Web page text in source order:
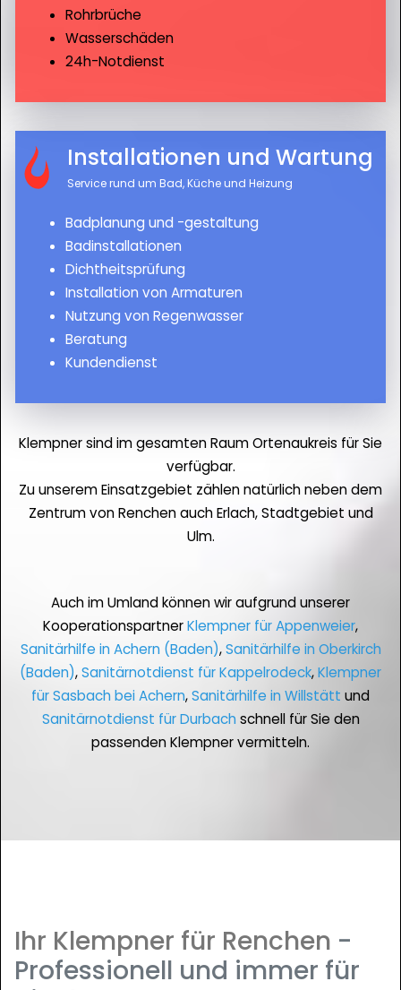
Rohrbrüche
Wasserschäden
24h-Notdienst
Installationen und Wartung
Service rund um Bad, Küche und Heizung
Badplanung und -gestaltung
Badinstallationen
Dichtheitsprüfung
Installation von Armaturen
Nutzung von Regenwasser
Beratung
Kundendienst
Klempner sind im gesamten Raum Ortenaukreis für Sie
verfügbar.
Zu unserem Einsatzgebiet zählen natürlich neben dem
Zentrum von Renchen auch Erlach, Stadtgebiet und
Ulm.
Auch im Umland können wir aufgrund unserer
KooperationspartnerKlempner für Appenweier,
Sanitärhilfe in Achern (Baden),Sanitärhilfe in Oberkirch
(Baden),Sanitärnotdienst für Kappelrodeck,Klempner
für Sasbach bei Achern,Sanitärhilfe in Willstätt und
Sanitärnotdienst für Durbach schnell für Sie den
passenden Klempner vermitteln.
Ihr Klempner für Renchen -
Professionell und immer für